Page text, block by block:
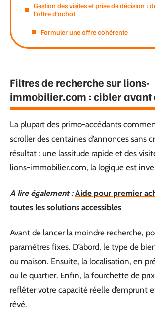
Gestion des visites et prise de décision :
l’offre d’achat
Formuler une offre cohérente
Filtres de recherche sur lions-
immobilier.com : cibler avant
La plupart des primo-accédants
scroller des centaines d’annonces sans
résultat : une lassitude rapide et des
lions-immobilier.com, la logique est
A lire également : Aide pour premier
toutes les solutions accessibles
Avant de lancer la moindre recherche,
paramètres fixes. D’abord, le type de
ou maison. Ensuite, la localisation, en
ou le quartier. Enfin, la fourchette de
refléter votre capacité réelle d’emprunt
rêvé.